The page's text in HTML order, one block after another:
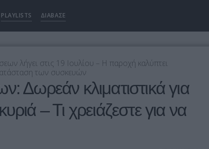
PLAYLISTS ΔΙΑΒΑΣΕ
λήγει στις 19 Ιουλίου – Η παροχή καλύπτει
των συσκευών
Δωρεάν κλιματιστικά για
– Τι χρειάζεστε για να